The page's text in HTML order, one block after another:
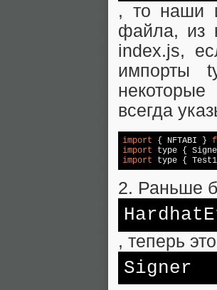
, то наши
файла, из
index.js,
импорты
всегда
import { NFTABI }
import type {
import type {
2. Раньше
, теперь это
Signer